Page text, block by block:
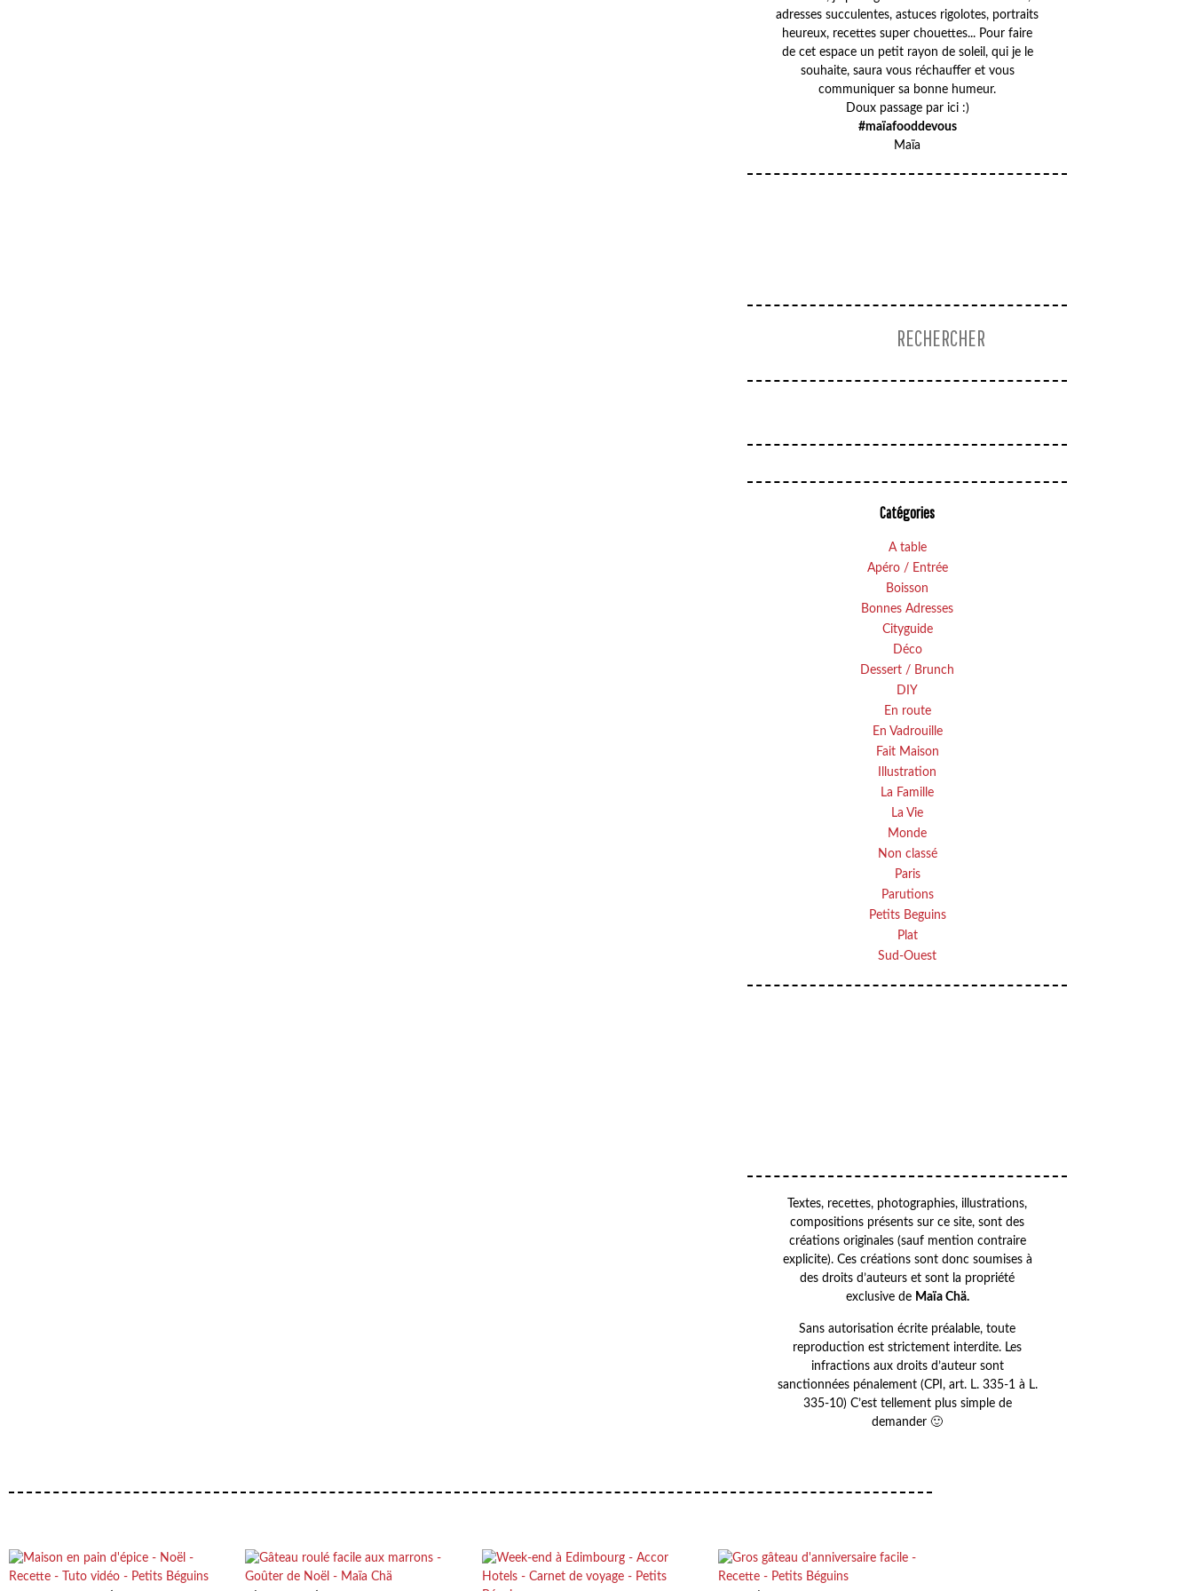
adresses succulentes, astuces rigolotes, portraits
heureux, recettes super chouettes... Pour faire
de cet espace un petit rayon de soleil, qui je le
souhaite, saura vous réchauffer et vous
communiquer sa bonne humeur.
Doux passage par ici :)
#maïafooddevous
Maïa
Catégories
A table
Apéro / Entrée
Boisson
Bonnes Adresses
Cityguide
Déco
Dessert / Brunch
DIY
En route
En Vadrouille
Fait Maison
Illustration
La Famille
La Vie
Monde
Non classé
Paris
Parutions
Petits Beguins
Plat
Sud-Ouest
Textes, recettes, photographies, illustrations,
compositions présents sur ce site, sont des
créations originales (sauf mention contraire
explicite). Ces créations sont donc soumises à
des droits d’auteurs et sont la propriété
exclusive de Maïa Chä.
Sans autorisation écrite préalable, toute
reproduction est strictement interdite. Les
infractions aux droits d’auteur sont
sanctionnées pénalement (CPI, art. L. 335-1 à L.
335-10) C’est tellement plus simple de
demander 🙂